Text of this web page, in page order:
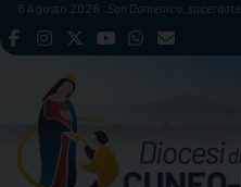
Skip
to
8 Agosto 2026 San Domenico, sacerdote